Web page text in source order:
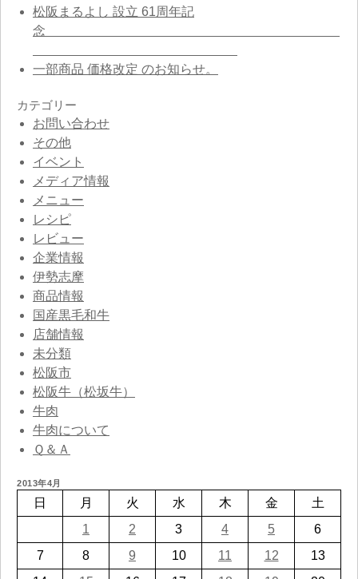
松阪まるよし 設立 61周年記
念
一部商品 価格改定 のお知らせ。
カテゴリー
お問い合わせ
その他
イベント
メディア情報
メニュー
レシピ
レビュー
企業情報
伊勢志摩
商品情報
国産黒毛和牛
店舗情報
未分類
松阪市
松阪牛（松坂牛）
牛肉
牛肉について
Ｑ＆Ａ
2013年4月
日 月 火 水 木 金
土
1
2 3 4 5
6
7
8 9 10 11 12
13